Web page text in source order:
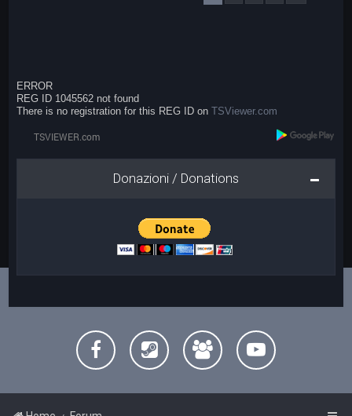
ERROR
REG ID 1045562 not found
There is no registration for this REG ID onTSViewer.com
Donazioni / Donations